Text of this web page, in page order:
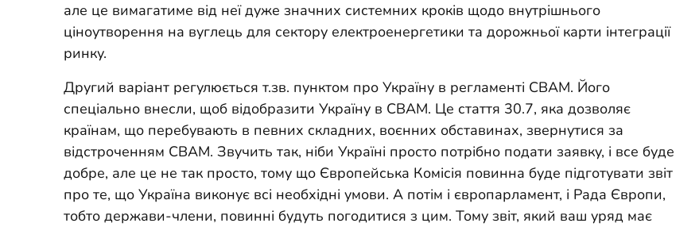
але це вимагатиме від неї дуже значних системних кроків щодо внутрішнього
ціноутворення на вуглець для сектору електроенергетики та дорожньої карти інтеграції
ринку.
Другий варіант регулюється т.зв. пунктом про Україну в регламенті CBAM. Його
спеціально внесли, щоб відобразити Україну в CBAM. Це стаття 30.7, яка дозволяє
країнам, що перебувають в певних складних, воєнних обставинах, звернутися за
відстроченням CBAM. Звучить так, ніби Україні просто потрібно подати заявку, і все буде
добре, але це не так просто, тому що Європейська Комісія повинна буде підготувати звіт
про те, що Україна виконує всі необхідні умови. А потім і європарламент, і Рада Європи,
тобто держави-члени, повинні будуть погодитися з цим. Тому звіт, який ваш уряд має